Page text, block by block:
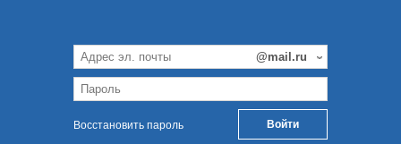
Восстановить пароль